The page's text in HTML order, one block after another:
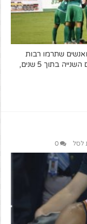
שתרמו רבות
לספורט הישראלי, מוצא את עצמו, בפעם השנייה בתוך 5 שנים,
לסל 0